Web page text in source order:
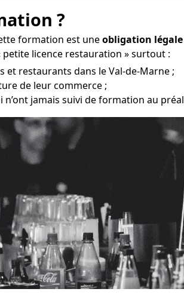
?
formation est uneobligation légale
petite licence restauration » surtout :
et restaurants dans le Val-de-Marne ;
de leur commerce ;
jamais suivi de formation au